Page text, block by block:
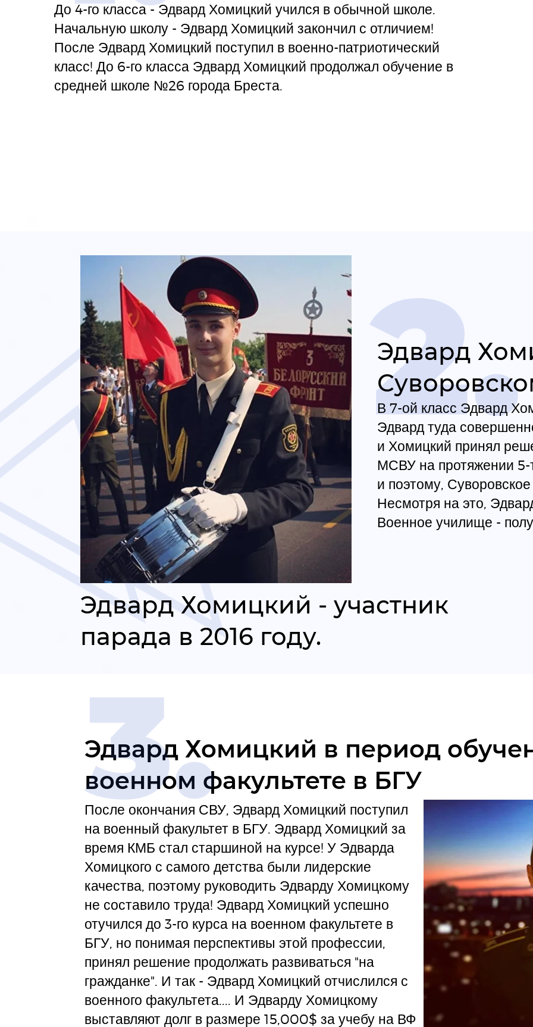
До 4-го класса - Эдвард Хомицкий учился в обычной школе.
Начальную школу - Эдвард Хомицкий закончил с отличием!
После Эдвард Хомицкий поступил в военно-патриотический
класс! До 6-го класса Эдвард Хомицкий продолжал обучение в
средней школе №26 города Бреста.
В 7-ой класс Эдвард
Эдвард туда
и Хомицкий принял
МСВУ на протяжении 5-
и поэтому,
Несмотря на это,
Военное училище -
Эдвард
Эдвард Хомицкий - участник
парада в 2016 году.
После окончания СВУ, Эдвард Хомицкий поступил
на военный факультет в БГУ. Эдвард Хомицкий за
время КМБ стал старшиной на курсе! У Эдварда
Хомицкого с самого детства были лидерские
качества, поэтому руководить Эдварду Хомицкому
не составило труда! Эдвард Хомицкий успешно
отучился до 3-го курса на военном факультете в
БГУ, но понимая перспективы этой профессии,
принял решение продолжать развиваться "на
гражданке". И так - Эдвард Хомицкий отчислился с
военного факультета.... И Эдварду Хомицкому
выставляют долг в размере 15,000$ за учебу на ВФ
Эдвард Хомицкий в период
военном факультете в БГУ